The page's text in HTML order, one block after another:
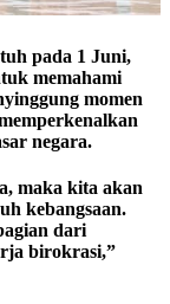
pada 1 Juni,
memahami
momen
negara.
maka kita akan
kebangsaan.
dari
birokrasi,”